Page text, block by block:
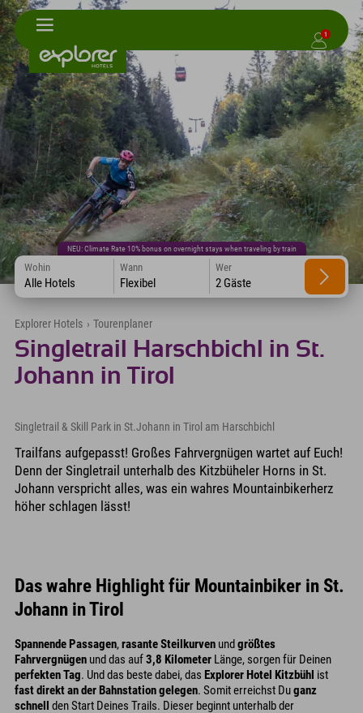
1
NEU: Climate Rate 10% bonus on overnight stays when traveling by train
Wohin
Alle Hotels
Wann
Flexibel
Wer
2 Gäste
Explorer Hotels › Tourenplaner
Singletrail Harschbichl in St.
Johann in Tirol
Singletrail & Skill Park in St.Johann in Tirol am Harschbichl
Trailfans aufgepasst! Großes Fahrvergnügen wartet auf Euch!
Denn der Singletrail unterhalb des Kitzbüheler Horns in St.
Johann verspricht alles, was ein wahres Mountainbikerherz
höher schlagen lässt!
Das wahre Highlight für Mountainbiker in St.
Johann in Tirol
Spannende Passagen,rasante Steilkurven undgrößtes
Fahrvergnügen und das auf3,8 Kilometer Länge, sorgen für Deinen
perfekten Tag. Und das beste dabei, das Explorer Hotel Kitzbühl ist
fast direkt an der Bahnstation gelegen. Somit erreichst Duganz
schnell den Start Deines Trails. Dieser beginnt unterhalb der